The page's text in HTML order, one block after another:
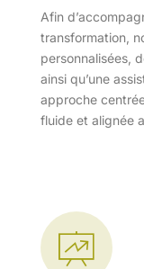
Afin
transformation,
personnalisées,
ainsi qu’une
approche
fluide et alignée